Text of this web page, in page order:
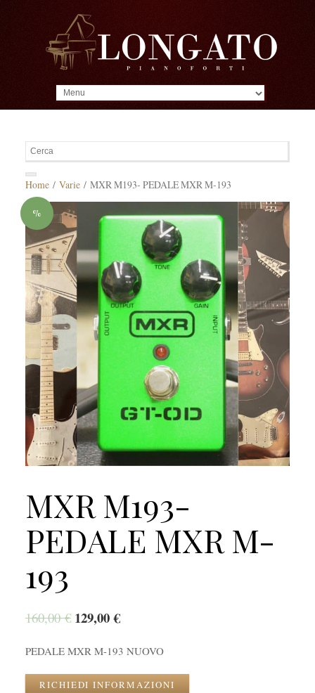
Home/ Varie/ MXR M193- PEDALE MXR M-193
%
MXR M193-
PEDALE MXR M-
193
160,00€ 129,00€
PEDALE MXR M-193 NUOVO
RICHIEDI INFORMAZIONI